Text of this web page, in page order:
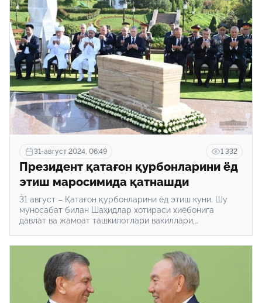
31-август 2024, 06:49 1 332
Президент қатағон қурбонларини ёд
этиш маросимида қатнашди
31 август – Қатағон қурбонларини ёд этиш куни. Шу
муносабат билан Шаҳидлар хотираси хиёбонига
давлат ва жамоат ташкилотлари вакиллари,